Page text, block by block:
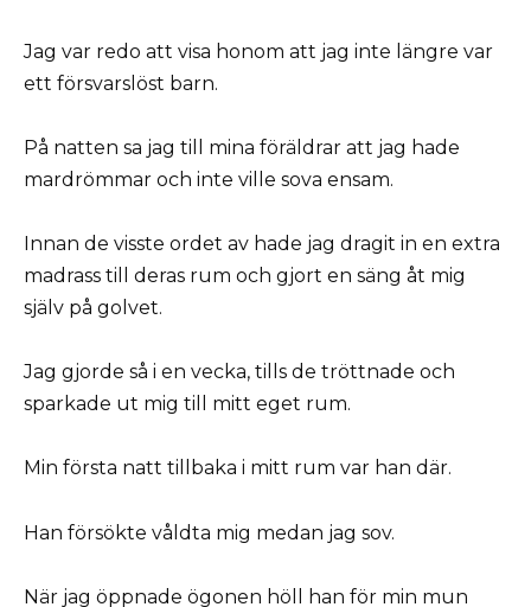
Jag var redo att visa honom att jag inte längre var
ett försvarslöst barn.
På natten sa jag till mina föräldrar att jag hade
mardrömmar och inte ville sova ensam.
Innan de visste ordet av hade jag dragit in en extra
madrass till deras rum och gjort en säng åt mig
själv på golvet.
Jag gjorde så i en vecka, tills de tröttnade och
sparkade ut mig till mitt eget rum.
Min första natt tillbaka i mitt rum var han där.
Han försökte våldta mig medan jag sov.
När jag öppnade ögonen höll han för min mun